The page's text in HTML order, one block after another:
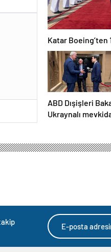
Katar Boeing’ten
ABD Dışişleri
Ukraynalı